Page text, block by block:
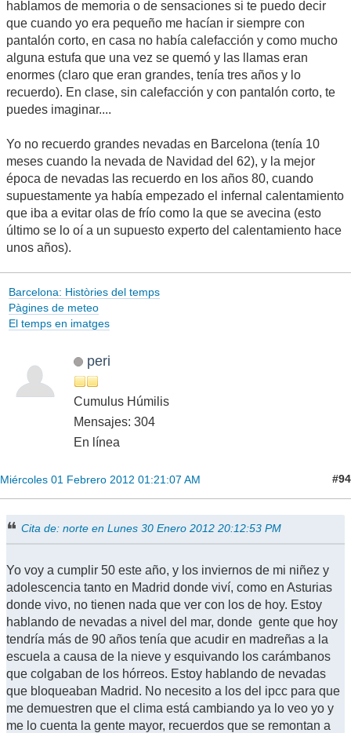
hablamos de memoria o de sensaciones si te puedo decir
que cuando yo era pequeño me hacían ir siempre con
pantalón corto, en casa no había calefacción y como mucho
alguna estufa que una vez se quemó y las llamas eran
enormes (claro que eran grandes, tenía tres años y lo
recuerdo). En clase, sin calefacción y con pantalón corto, te
puedes imaginar....
Yo no recuerdo grandes nevadas en Barcelona (tenía 10
meses cuando la nevada de Navidad del 62), y la mejor
época de nevadas las recuerdo en los años 80, cuando
supuestamente ya había empezado el infernal calentamiento
que iba a evitar olas de frío como la que se avecina (esto
último se lo oí a un supuesto experto del calentamiento hace
unos años).
Barcelona: Històries del temps
Pàgines de meteo
El temps en imatges
peri
Cumulus Húmilis
Mensajes: 304
En línea
Miércoles 01 Febrero 2012 01:21:07 AM #94
Cita de: norte en Lunes 30 Enero 2012 20:12:53 PM
Yo voy a cumplir 50 este año, y los inviernos de mi niñez y
adolescencia tanto en Madrid donde viví, como en Asturias
donde vivo, no tienen nada que ver con los de hoy. Estoy
hablando de nevadas a nivel del mar, donde gente que hoy
tendría más de 90 años tenía que acudir en madreñas a la
escuela a causa de la nieve y esquivando los carámbanos
que colgaban de los hórreos. Estoy hablando de nevadas
que bloqueaban Madrid. No necesito a los del ipcc para que
me demuestren que el clima está cambiando ya lo veo yo y
me lo cuenta la gente mayor, recuerdos que se remontan a